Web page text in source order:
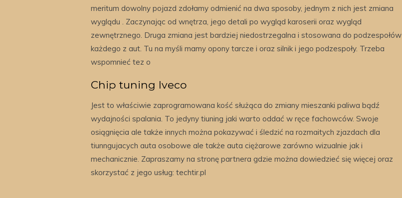
meritum dowolny pojazd zdołamy odmienić na dwa sposoby, jednym z nich jest zmiana
wyglądu . Zaczynając od wnętrza, jego detali po wygląd karoserii oraz wygląd
zewnętrznego. Druga zmiana jest bardziej niedostrzegalna i stosowana do podzespołów
każdego z aut. Tu na myśli mamy opony tarcze i oraz silnik i jego podzespoły. Trzeba
wspomnieć tez o
Chip tuning Iveco
Jest to właściwie zaprogramowana kość służąca do zmiany mieszanki paliwa bądź
wydajności spalania. To jedyny tiuning jaki warto oddać w ręce fachowców. Swoje
osiągnięcia ale także innych można pokazywać i śledzić na rozmaitych zjazdach dla
tiunngujacych auta osobowe ale także auta ciężarowe zarówno wizualnie jak i
mechanicznie. Zapraszamy na stronę partnera gdzie można dowiedzieć się więcej oraz
skorzystać z jego usług: techtir.pl